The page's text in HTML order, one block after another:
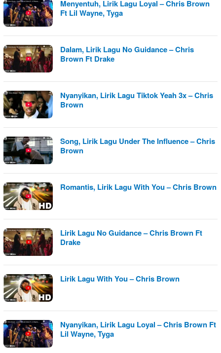
Menyentuh, Lirik Lagu Loyal – Chris Brown
Ft Lil Wayne, Tyga
Dalam, Lirik Lagu No Guidance – Chris
Brown Ft Drake
Nyanyikan, Lirik Lagu Tiktok Yeah 3x – Chris
Brown
Song, Lirik Lagu Under The Influence – Chris
Brown
Romantis, Lirik Lagu With You – Chris Brown
Lirik Lagu No Guidance – Chris Brown Ft
Drake
Lirik Lagu With You – Chris Brown
Nyanyikan, Lirik Lagu Loyal – Chris Brown Ft
Lil Wayne, Tyga